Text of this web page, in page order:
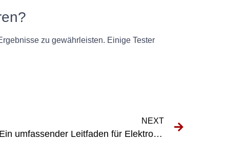
zu gewährleisten. Einige Tester
NEXT
E-Check Prüfung VDE: Ein umfassender Leitfaden für Elektrofachkräfte